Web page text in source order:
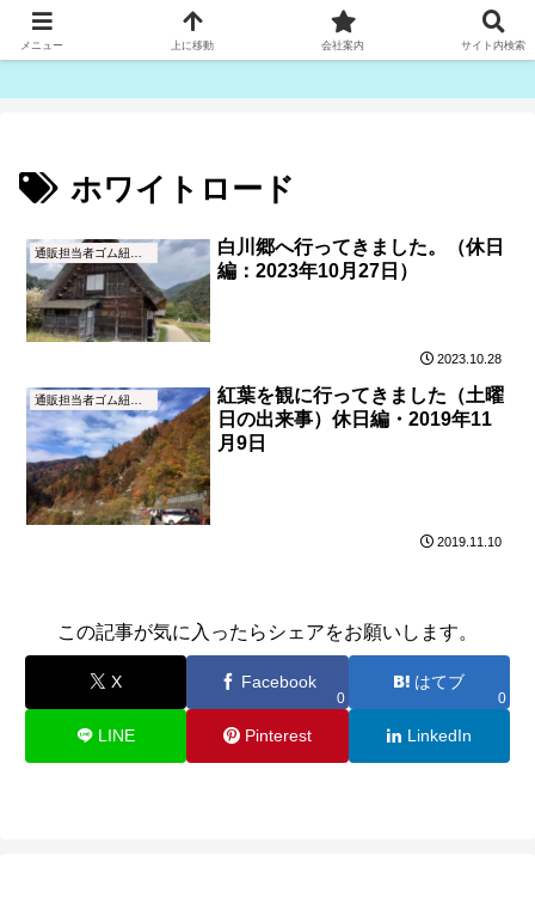
ゴム紐・平ゴム製造販売は津田産業直販部です
ホワイトロード
白川郷へ行ってきました。（休日
編：2023年10月27日）
2023.10.28
通販担当者ゴム紐ブログ
紅葉を観に行ってきました（土曜
日の出来事）休日編・2019年11
月9日
2019.11.10
この記事が気に入ったらシェアをお願いします。
X Facebook
0
はてブ
0
LINE Pinterest LinkedIn
メニュー 上に移動 会社案内 サイト内検索